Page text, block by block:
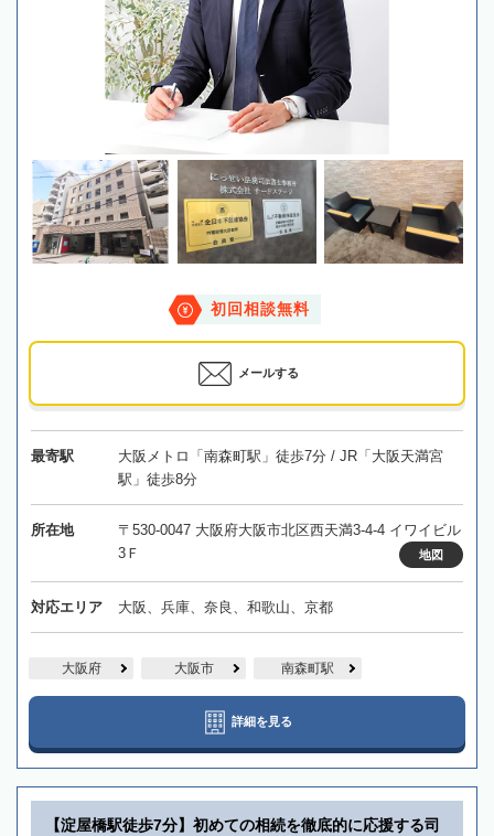
初回相談無料
メールする
最寄駅
大阪メトロ「南森町駅」徒歩7分 / JR「大阪天満宮
駅」徒歩8分
所在地
〒530-0047 大阪府大阪市北区西天満3-4-4 イワイビル
3Ｆ
地図
対応エリア 大阪、兵庫、奈良、和歌山、京都
大阪府 大阪市 南森町駅
詳細を見る
【淀屋橋駅徒歩7分】初めての相続を徹底的に応援する司